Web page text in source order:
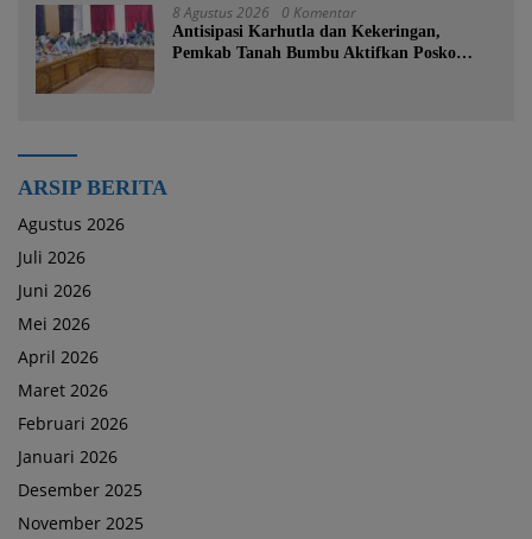
8 Agustus 2026 0 Komentar
Antisipasi Karhutla dan Kekeringan,
Pemkab Tanah Bumbu Aktifkan Posko
ARSIP BERITA
Agustus 2026
Juli 2026
Juni 2026
Mei 2026
April 2026
Maret 2026
Februari 2026
Januari 2026
Desember 2025
November 2025